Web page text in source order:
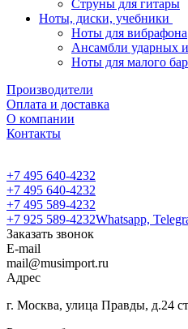
Струны для гитары
Ноты, диски, учебники
Ноты для вибрафона
Ансамбли ударных
Ноты для малого
Производители
Оплата и доставка
О компании
Контакты
+7 495 640-4232
+7 495 640-4232
+7 495 589-4232
+7 925 589-4232Whatsapp,
Заказать звонок
E-mail
mail@musimport.ru
Адрес
г. Москва, улица Правды, д.24